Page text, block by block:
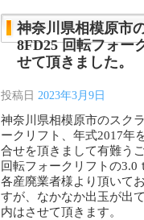
神奈川県相模原市
8FD25 回転フォー
せて頂きました。
投稿日 2023年3月9日
神奈川県相模原市のスク
ークリフト、年式2017年
合せを頂きまして有難う
回転フォークリフトの3.0
各産廃業者様より頂いて
すが、なかなか出玉が出
内はさせて頂きます。